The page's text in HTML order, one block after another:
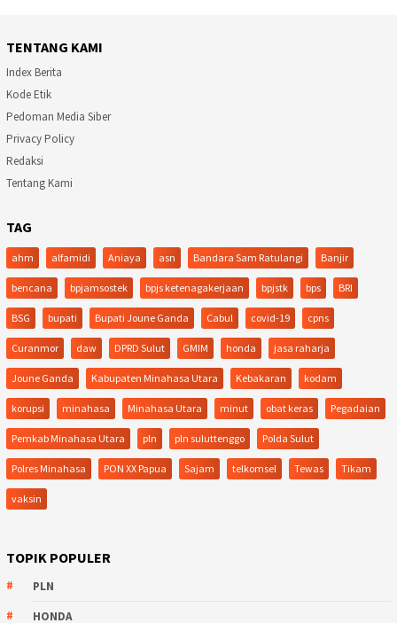
TENTANG KAMI
Index Berita
Kode Etik
Pedoman Media Siber
Privacy Policy
Redaksi
Tentang Kami
TAG
ahm alfamidi Aniaya asn Bandara Sam Ratulangi Banjir
bencana bpjamsostek bpjs ketenagakerjaan bpjstk bps BRI
BSG bupati Bupati Joune Ganda Cabul covid-19 cpns
Curanmor daw DPRD Sulut GMIM honda jasa raharja
Joune Ganda Kabupaten Minahasa Utara Kebakaran kodam
korupsi minahasa Minahasa Utara minut obat keras Pegadaian
Pemkab Minahasa Utara pln pln suluttenggo Polda Sulut
Polres Minahasa PON XX Papua Sajam telkomsel Tewas Tikam
vaksin
TOPIK POPULER
PLN
HONDA